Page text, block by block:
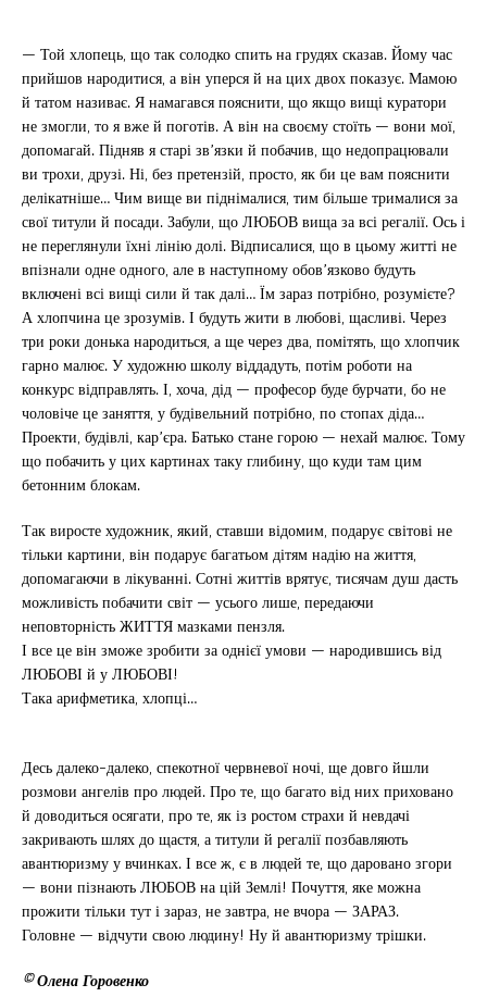
— Той хлопець, що так солодко спить на грудях сказав. Йому час
прийшов народитися, а він уперся й на цих двох показує. Мамою
й татом називає. Я намагався пояснити, що якщо вищі куратори
не змогли, то я вже й поготів. А він на своєму стоїть — вони мої,
допомагай. Підняв я старі зв’язки й побачив, що недопрацювали
ви трохи, друзі. Ні, без претензій, просто, як би це вам пояснити
делікатніше… Чим вище ви піднімалися, тим більше трималися за
свої титули й посади. Забули, що ЛЮБОВ вища за всі регалії. Ось і
не переглянули їхні лінію долі. Відписалися, що в цьому житті не
впізнали одне одного, але в наступному обов’язково будуть
включені всі вищі сили й так далі… Їм зараз потрібно, розумієте?
А хлопчина це зрозумів. І будуть жити в любові, щасливі. Через
три роки донька народиться, а ще через два, помітять, що хлопчик
гарно малює. У художню школу віддадуть, потім роботи на
конкурс відправлять. І, хоча, дід — професор буде бурчати, бо не
чоловіче це заняття, у будівельний потрібно, по стопах діда…
Проекти, будівлі, кар’єра. Батько стане горою — нехай малює. Тому
що побачить у цих картинах таку глибину, що куди там цим
бетонним блокам.
Так виросте художник, який, ставши відомим, подарує світові не
тільки картини, він подарує багатьом дітям надію на життя,
допомагаючи в лікуванні. Сотні життів врятує, тисячам душ дасть
можливість побачити світ — усього лише, передаючи
неповторність ЖИТТЯ мазками пензля.
І все це він зможе зробити за однієї умови — народившись від
ЛЮБОВІ й у ЛЮБОВІ!
Така арифметика, хлопці…
Десь далеко-далеко, спекотної червневої ночі, ще довго йшли
розмови ангелів про людей. Про те, що багато від них приховано
й доводиться осягати, про те, як із ростом страхи й невдачі
закривають шлях до щастя, а титули й регалії позбавляють
авантюризму у вчинках. І все ж, є в людей те, що даровано згори
— вони пізнають ЛЮБОВ на цій Землі! Почуття, яке можна
прожити тільки тут і зараз, не завтра, не вчора — ЗАРАЗ.
Головне — відчути свою людину! Ну й авантюризму трішки.
© Олена Горовенко